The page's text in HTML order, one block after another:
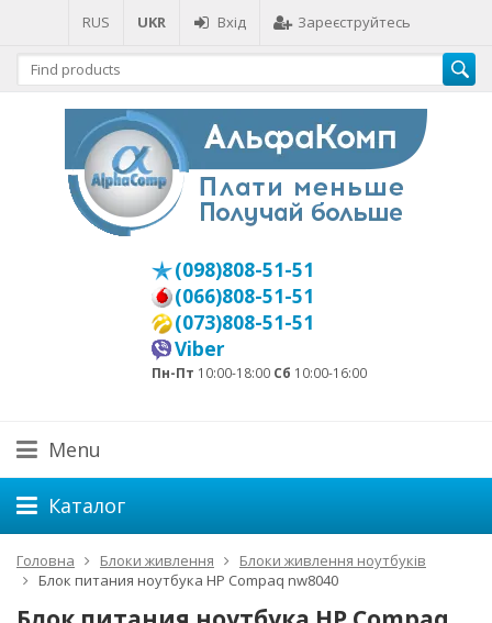
RUS UKR Вхід Зареєструйтесь
(098)808-51-51
(066)808-51-51
(073)808-51-51
Viber
Пн-Пт 10:00-18:00 Сб 10:00-16:00
Menu
Каталог
Головна Блоки живлення
Блоки живлення ноутбуків
Блок питания ноутбука HP Compaq nw8040